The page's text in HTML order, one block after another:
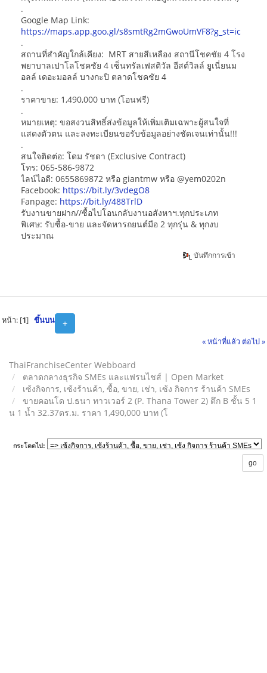
.
Google Map Link:
https://maps.app.goo.gl/s8smtRg2mGwoUmVF8?g_st=ic
.
สถานที่สำคัญใกล้เคียง: MRT สายสีเหลือง สถานีโชคชัย 4 โรง
พยาบาลเปาโลโชคชัย 4 เซ็นทรัลเฟสติวัล อีสต์วิลล์ ยูเนี่ยนม
อลล์ เดอะมอลล์ บางกะปิ ตลาดโชคชัย 4
.
ราคาขาย: 1,490,000 บาท (โอนฟรี)
.
หมายเหตุ: ขอสงวนสิทธิ์ส่งข้อมูลให้เพิ่มเติมเฉพาะผู้สนใจที่
แสดงตัวตน และลงทะเบียนขอรับข้อมูลอย่างชัดเจนเท่านั้น!!!
.
สนใจติดต่อ: โดม รัชดา (Exclusive Contract)
โทร: 065-586-9872
ไลน์ไอดี: 0655869872 หรือ giantmw หรือ @yem0202n
Facebook: https://bit.ly/3vdegO8
Fanpage: https://bit.ly/488TrlD
รับงานขายฝาก//ซื้อไปโอนกลับงานอสังหาฯ.ทุกประเภท
พิเศษ: รับซื้อ-ขาย และจัดหารถยนต์มือ 2 ทุกรุ่น & ทุกงบ
ประมาณ
บันทึกการเข้า
+
หน้า: [1] ขึ้นบน
« หน้าที่แล้ว ต่อไป »
ThaiFranchiseCenter Webboard
ตลาดกลางธุรกิจ SMEs และแฟรนไชส์ | Open Market
เซ้งกิจการ, เซ้งร้านค้า, ซื้อ, ขาย, เช่า, เซ้ง กิจการ ร้านค้า SMEs
ขายคอนโด ป.ธนา ทาวเวอร์ 2 (P. Thana Tower 2) ตึก B ชั้น 5 1
น 1 น้ำ 32.37ตร.ม. ราคา 1,490,000 บาท (โ
กระโดดไป: